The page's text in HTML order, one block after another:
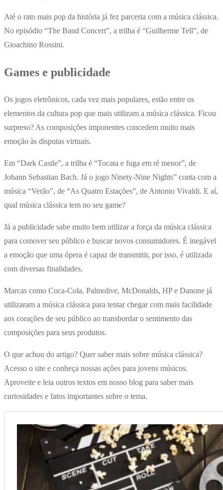
Até o rato mais pop da história já fez parceria com a música clássica.
No episódio “The Band Concert”, a trilha é “Guilherme Tell”, de
Gioachino Rossini.
Games e publicidade
Os jogos eletrônicos, cada vez mais populares, estão entre os
elementos da cultura pop que mais utilizam a música clássica. Ficou
surpreso? As composições imponentes concedem muito mais
emoção às disputas virtuais.
Em “Dark Castle”, a trilha é “Tocata e fuga em ré menor”, de
Johann Sebastian Bach. Já o jogo Ninety-Nine Nights” conta com a
música “Verão”, de “As Quatro Estações”, de Antonio Vivaldi. E aí,
qual música clássica tem no seu game?
Já a publicidade sabe muito bem utilizar a força da música clássica
para comover seu público e buscar novos consumidores. É inegável
a emoção que uma ópera é capaz de transmitir, por isso, é utilizada
com diversas finalidades.
Marcas como Coca-Cola, Palmolive, McDonalds, HP e Danone já
utilizaram a música clássica para tentar chegar com mais facilidade
aos corações de seu público ao transbordar o sentimento das
composições para seus produtos.
O que achou do artigo? Quer saber mais sobre música clássica?
Acesso o site e conheça nossas ações para jovens músicos.
Aproveite e leia outros textos em nosso blog para saber mais
curiosidades e fatos importantes sobre o tema.